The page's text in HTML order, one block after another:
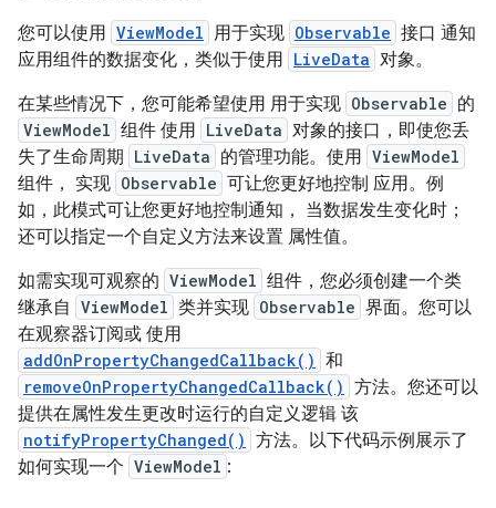
您可以使用 ViewModel 用于实现 Observable 接口 通知
应用组件的数据变化，类似于使用 LiveData 对象。
在某些情况下，您可能希望使用 用于实现 Observable 的
ViewModel 组件 使用 LiveData 对象的接口，即使您丢
失了生命周期
LiveData 的管理功能。使用 ViewModel
组件， 实现 Observable 可让您更好地控制 应用。例
如，此模式可让您更好地控制通知， 当数据发生变化时；
还可以指定一个自定义方法来设置 属性值。
如需实现可观察的 ViewModel 组件，您必须创建一个类
继承自 ViewModel 类并实现 Observable 界面。您可以
在观察器订阅或 使用
addOnPropertyChangedCallback() 和
removeOnPropertyChangedCallback() 方法。您还可以
提供在属性发生更改时运行的自定义逻辑 该
notifyPropertyChanged() 方法。以下代码示例展示了
如何实现一个 ViewModel :